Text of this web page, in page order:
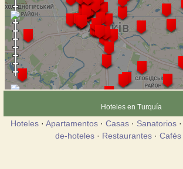
Hoteles en Turquía
Hoteles· Apartamentos· Casas· Sanatorios·
de-hoteles · Restaurantes · Cafés